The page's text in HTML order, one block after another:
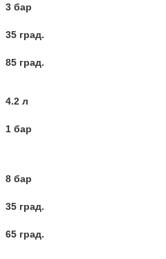
3 бар
35 град.
85 град.
4.2 л
1 бар
8 бар
35 град.
65 град.